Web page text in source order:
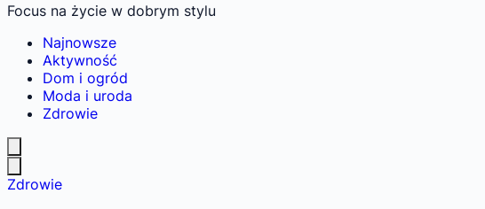
Focus na życie w dobrym stylu
Najnowsze
Aktywność
Dom i ogród
Moda i uroda
Zdrowie
Zdrowie